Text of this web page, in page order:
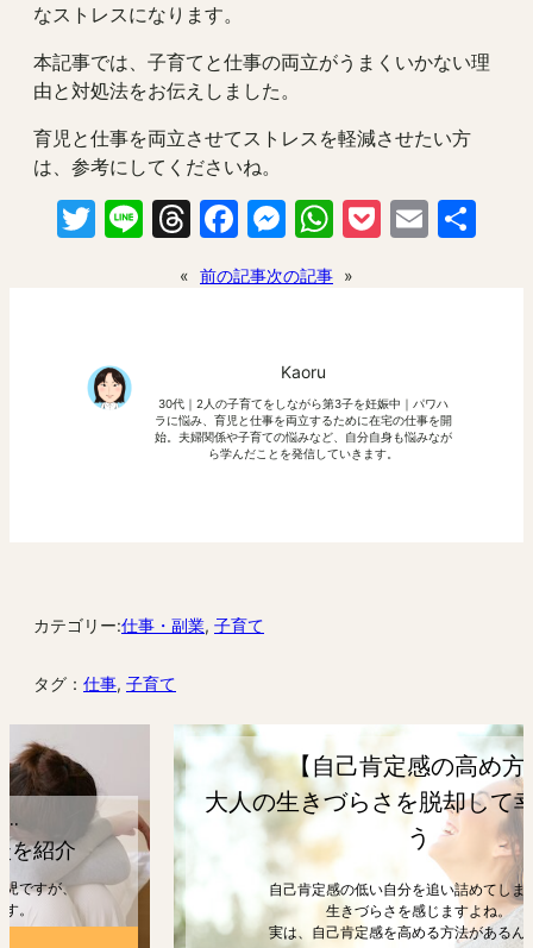
なストレスになります。
本記事では、子育てと仕事の両立がうまくいかない理
由と対処法をお伝えしました。
育児と仕事を両立させてストレスを軽減させたい方
は、参考にしてくださいね。
Twitter
LineThreads
Facebook
Messenger
WhatsApp
Pocket
Email
« 前の記事次の記事 »
Kaoru
30代｜2人の子育てをしながら第3子を妊娠中｜パワハ
ラに悩み、育児と仕事を両立するために在宅の仕事を開
始。夫婦関係や子育ての悩みなど、自分自身も悩みなが
ら学んだことを発信していきます。
カテゴリー:仕事・副業, 子育て
タグ： 仕事, 子育て
【自己肯定感の高め方】
大人の生きづらさを脱却して幸せになろ
う
自己肯定感の低い自分を追い詰めてしまうと、
生きづらさを感じますよね。
実は、自己肯定感を高める方法があるんです。